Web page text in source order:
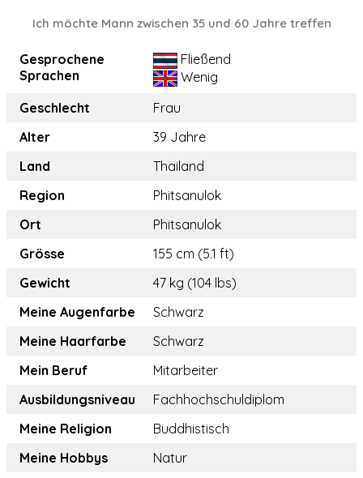
Ich möchte Mann zwischen 35 und 60 Jahre treffen
Gesprochene
Sprachen
Fließend
Wenig
Geschlecht
Frau
Alter
39 Jahre
Land
Thailand
Region
Phitsanulok
Ort
Phitsanulok
Grösse
155 cm (5.1 ft)
Gewicht
47 kg (104 lbs)
Meine Augenfarbe
Schwarz
Meine Haarfarbe
Schwarz
Mein Beruf
Mitarbeiter
Ausbildungsniveau
Fachhochschuldiplom
Meine Religion
Buddhistisch
Meine Hobbys
Natur